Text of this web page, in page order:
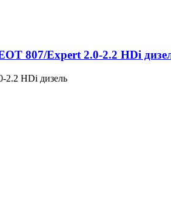
807/Expert 2.0-2.2 HDi
2.2 HDi дизель